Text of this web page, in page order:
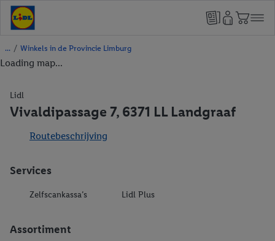
/ Winkels in de Provincie Limburg
Loading map...
Lidl
Vivaldipassage 7, 6371 LL Landgraaf
Routebeschrijving
Services
Zelfscankassa’s Lidl Plus
Assortiment